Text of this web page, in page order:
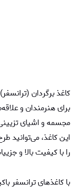
کاغذ برگردان
برای هنرمندان و
مجسمه‌ و اشیای
این کاغذ، می‌توانید
را با کیفیت بالا و
با کاغذهای ترانسفر